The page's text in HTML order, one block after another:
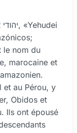
le nom du
marocaine et
et au Pérou, y
Obidos et
Ils ont épousé